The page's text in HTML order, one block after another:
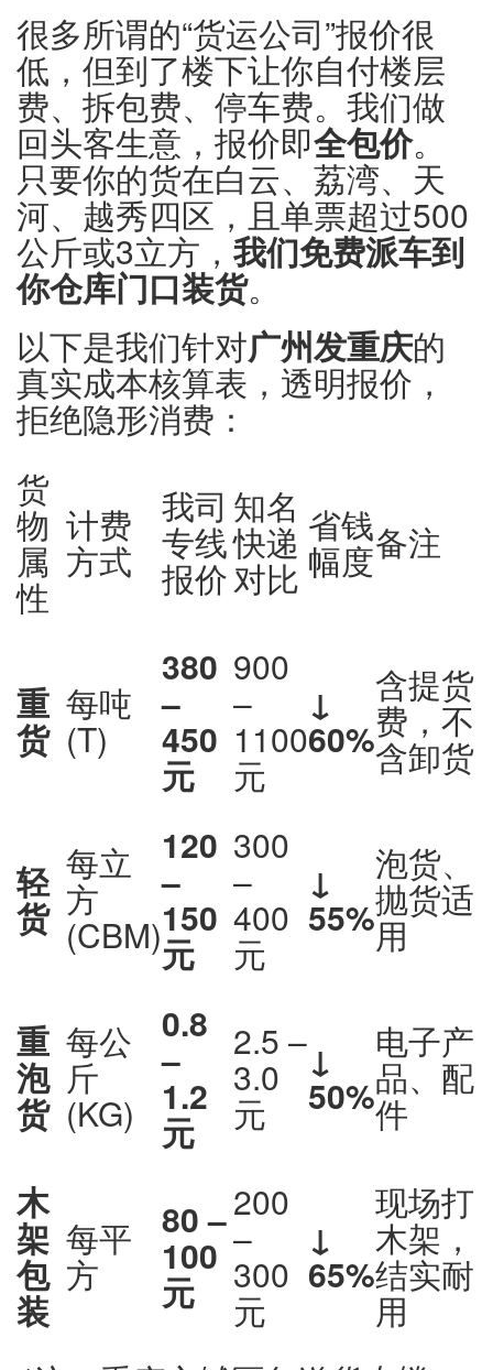
很多所谓的“货运公司”报价很
低，但到了楼下让你自付楼层
费、拆包费、停车费。我们做
回头客生意，报价即全包价。
只要你的货在白云、荔湾、天
河、越秀四区，且单票超过500
公斤或3立方， 我们免费派车到
你仓库门口装货。
以下是我们针对广州发重庆的
真实成本核算表，透明报价，
拒绝隐形消费：
货
物
属
性
计费
方式
我司
专线
报价
知名
快递
对比
省钱
幅度备注
重
货
每吨
(T)
380
–
450
元
900
–
1100
元
↓
60%
含提货
费，不
含卸货
轻
货
每立
方
(CBM)
120
–
150
元
300
–
400
元
↓
55%
泡货、
抛货适
用
重
泡
货
每公
斤
(KG)
0.8
–
1.2
元
2.5 –
3.0
元
↓
50%
电子产
品、配
件
木
架
包
装
每平
方
80 –
100
元
200
–
300
元
↓
65%
现场打
木架，
结实耐
用